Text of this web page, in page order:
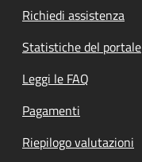
Richiedi assistenza
Statistiche del portale
Leggi le FAQ
Pagamenti
Riepilogo valutazioni